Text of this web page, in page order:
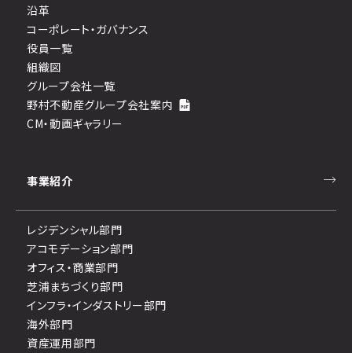
沿革
コーポレート・ガバナンス
役員一覧
組織図
グループ会社一覧
野村不動産グループ会社案内
CM・動画ギャラリー
事業紹介
レジデンシャル部門
アコモデーション部門
オフィス・商業部門
芝浦まちづくり部門
インフラ・インダストリー部門
海外部門
資産運用部門